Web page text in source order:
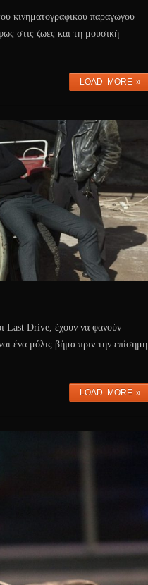
κινηματογραφικού παραγωγού
στις ζωές και τη μουσική
LOAD MORE »
Last Drive, έχουν να φανούν
ένα μόλις βήμα πριν την επίσημη
LOAD MORE »